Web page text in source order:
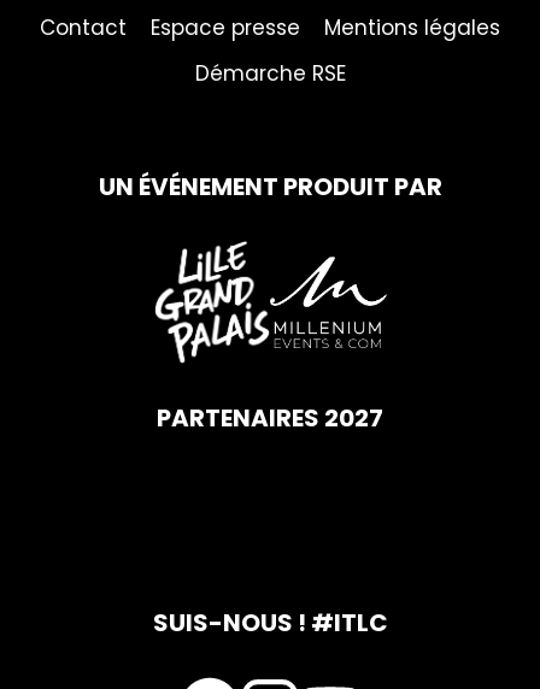
Contact
Espace presse
Mentions légales
Démarche RSE
UN ÉVÉNEMENT PRODUIT PAR
PARTENAIRES 2027
SUIS-NOUS ! #ITLC